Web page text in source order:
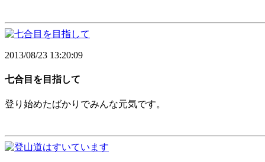
2013/08/23 13:20:09
七合目を目指して
登り始めたばかりでみんな元気です。